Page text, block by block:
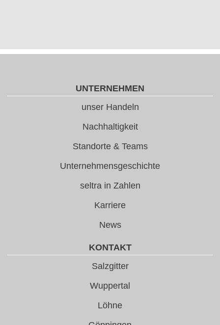
UNTERNEHMEN
unser Handeln
Nachhaltigkeit
Standorte & Teams
Unternehmensgeschichte
seltra in Zahlen
Karriere
News
KONTAKT
Salzgitter
Wuppertal
Löhne